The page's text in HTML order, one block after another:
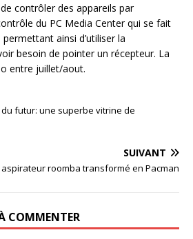
contrôler des appareils par
du PC Media Center qui se fait
ainsi d’utiliser la
besoin de pointer un récepteur. La
entre juillet/aout.
futur: une superbe vitrine de
SUIVANT
roomba transformé en Pacman
COMMENTER